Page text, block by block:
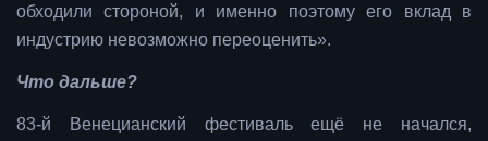
обходили стороной, и именно поэтому его вклад в
индустрию невозможно переоценить».
Что дальше?
83‑й Венецианский фестиваль ещё не начался,